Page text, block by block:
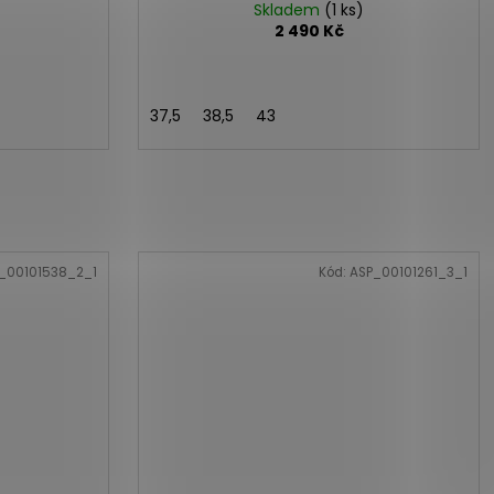
Skladem (1 ks)
2 490 Kč
37,5 38,5 43
Kód: ASP_00101261_3_1